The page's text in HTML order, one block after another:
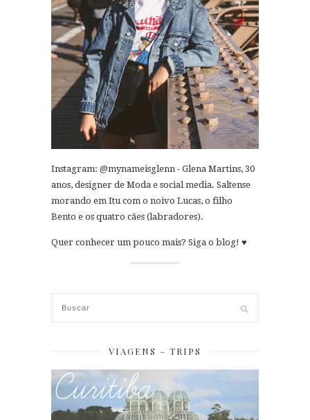
Instagram: @mynameisglenn - Glena Martins, 30
anos, designer de Moda e social media. Saltense
morando em Itu com o noivo Lucas, o filho
Bento e os quatro cães (labradores).
Quer conhecer um pouco mais? Siga o blog! ♥
VIAGENS – TRIPS